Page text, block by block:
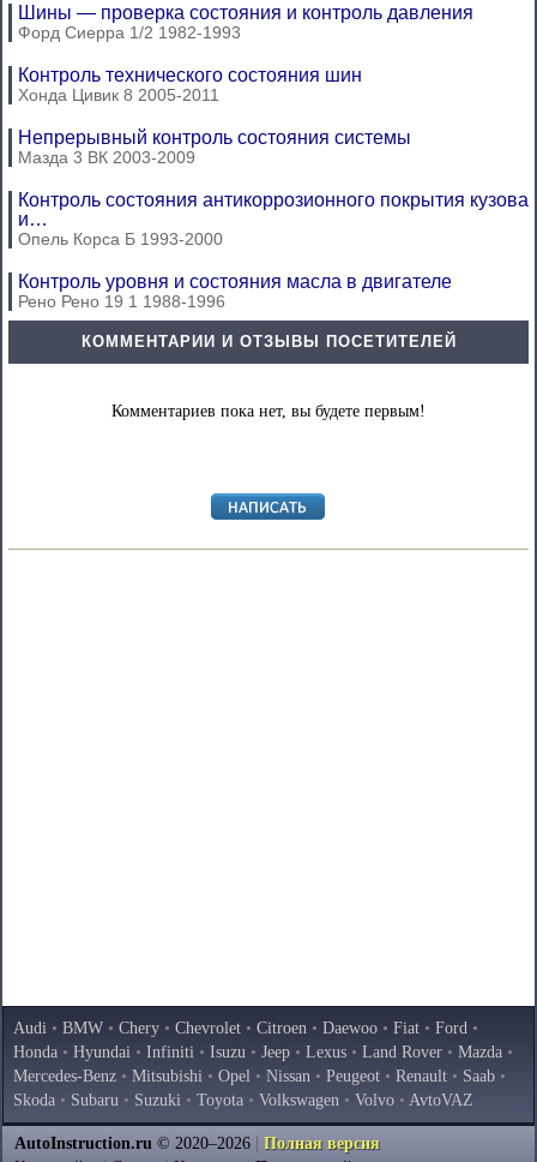
Шины — проверка состояния и контроль давления
Форд Сиерра 1/2 1982-1993
Контроль технического состояния шин
Хонда Цивик 8 2005-2011
Непрерывный контроль состояния системы
Мазда 3 ВК 2003-2009
Контроль состояния антикоррозионного покрытия кузова
и…
Опель Корса Б 1993-2000
Контроль уровня и состояния масла в двигателе
Рено Рено 19 1 1988-1996
КОММЕНТАРИИ И ОТЗЫВЫ ПОСЕТИТЕЛЕЙ
Комментариев пока нет, вы будете первым!
Audi • BMW • Chery • Chevrolet • Citroen • Daewoo • Fiat • Ford •
Honda • Hyundai • Infiniti • Isuzu • Jeep • Lexus • Land Rover • Mazda •
Mercedes-Benz • Mitsubishi • Opel • Nissan • Peugeot • Renault • Saab •
Skoda • Subaru • Suzuki • Toyota • Volkswagen • Volvo • AvtoVAZ
AutoInstruction.ru © 2020–2026
Полная версия